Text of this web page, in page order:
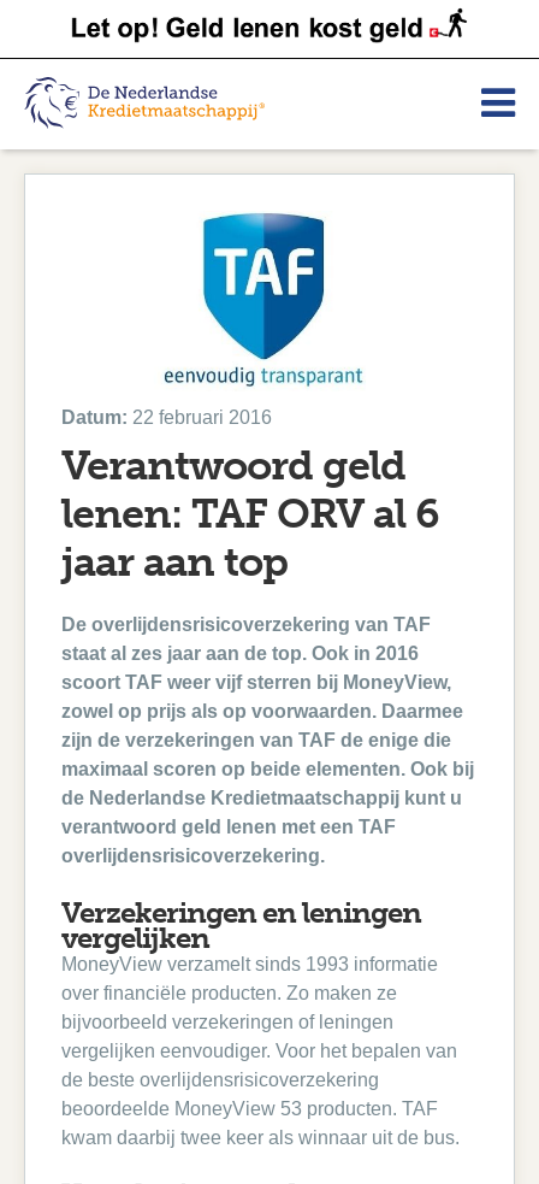
Datum: 22 februari 2016
Verantwoord geld
lenen: TAF ORV al 6
jaar aan top
De overlijdensrisicoverzekering van TAF
staat al zes jaar aan de top. Ook in 2016
scoort TAF weer vijf sterren bij MoneyView,
zowel op prijs als op voorwaarden. Daarmee
zijn de verzekeringen van TAF de enige die
maximaal scoren op beide elementen. Ook bij
de Nederlandse Kredietmaatschappij kunt u
verantwoord geld lenen met een TAF
overlijdensrisicoverzekering.
Verzekeringen en leningen
vergelijken
MoneyView verzamelt sinds 1993 informatie
over financiële producten. Zo maken ze
bijvoorbeeld verzekeringen of leningen
vergelijken eenvoudiger. Voor het bepalen van
de beste overlijdensrisicoverzekering
beoordeelde MoneyView 53 producten. TAF
kwam daarbij twee keer als winnaar uit de bus.